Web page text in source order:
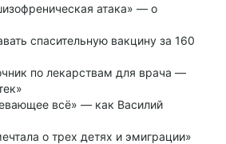
атака» — о
спасительную вакцину за 160
по лекарствам для врача —
всё» — как Василий
о трех детях и эмиграции»